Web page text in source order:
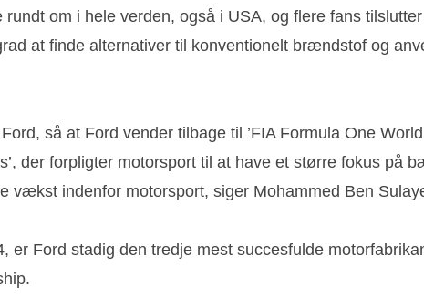
om i hele verden, også i USA, og flere fans
at finde alternativer til konventionelt brændstof og
så at Ford vender tilbage til ’FIA Formula One
der forpligter motorsport til at have et større fokus på
vækst indenfor motorsport, siger Mohammed Ben
Ford stadig den tredje mest succesfulde